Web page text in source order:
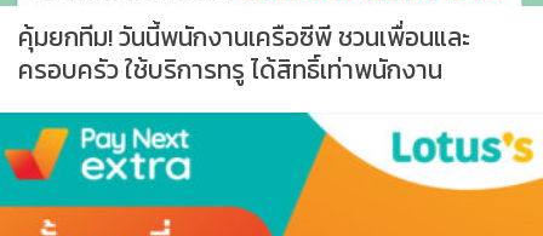
คุ้มยกทีม! วันนี้พนักงานเครือซีพี ชวนเพื่อนและ
ครอบครัว ใช้บริการทรู ได้สิทธิ์เท่าพนักงาน